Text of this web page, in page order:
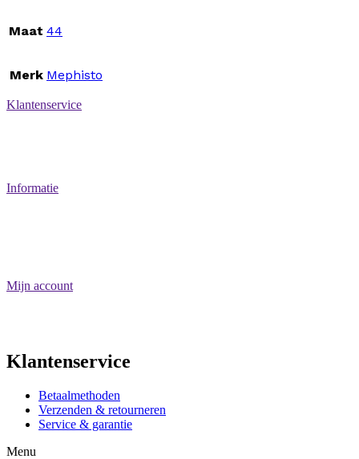
Maat 44
Merk Mephisto
Klantenservice
Informatie
Mijn account
Klantenservice
Betaalmethoden
Verzenden & retourneren
Service & garantie
Menu